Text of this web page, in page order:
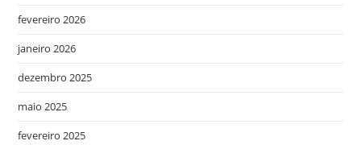
fevereiro 2026
janeiro 2026
dezembro 2025
maio 2025
fevereiro 2025